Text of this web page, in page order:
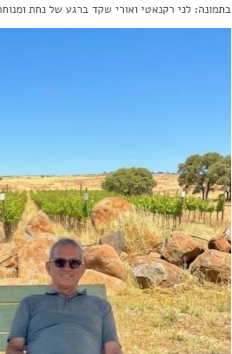
בתמונה: לני רקנאטי ואורי שקד ברגע של נחת